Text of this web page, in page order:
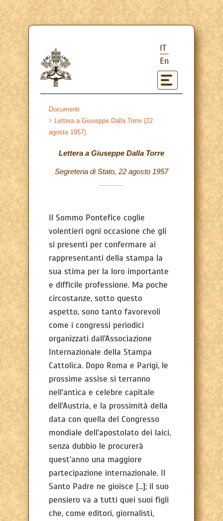
IT
En
Documenti
Lettera a Giuseppe Dalla Torre (22
agosto 1957)
Lettera a Giuseppe Dalla Torre
Segreteria di Stato, 22 agosto 1957
Il Sommo Pontefice coglie
volentieri ogni occasione che gli
si presenti per confermare ai
rappresentanti della stampa la
sua stima per la loro importante
e difficile professione. Ma poche
circostanze, sotto questo
aspetto, sono tanto favorevoli
come i congressi periodici
organizzati dall'Associazione
Internazionale della Stampa
Cattolica. Dopo Roma e Parigi, le
prossime assise si terranno
nell'antica e celebre capitale
dell'Austria, e la prossimità della
data con quella del Congresso
mondiale dell'apostolato dei laici,
senza dubbio le procurerà
quest'anno una maggiore
partecipazione internazionale. Il
Santo Padre ne gioisce [...]; il suo
pensiero va a tutti quei suoi figli
che, come editori, giornalisti,